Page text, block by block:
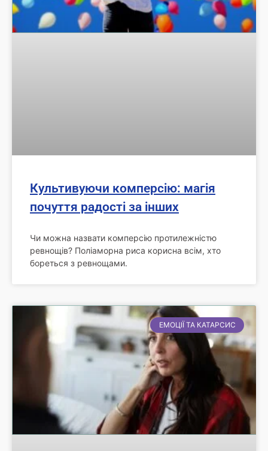
Культивуючи комперсію: магія
почуття радості за інших
Чи можна назвати комперсію протилежністю
ревнощів? Поліаморна риса корисна всім, хто
бореться з ревнощами.
ЕМОЦІЇ ТА КАТАРСИС